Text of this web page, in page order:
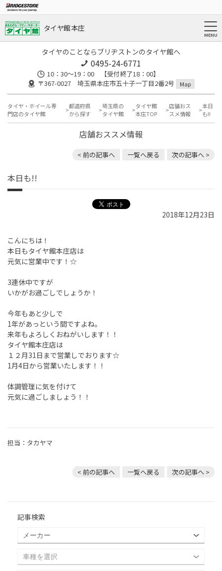
タイヤ館 本庄
タイヤのことならブリヂストンのタイヤ館へ
0495-24-6771
10：30～19：00 【受付終了18：00】
〒367-0027 埼玉県本庄市五十子一丁目2番2号
Map
タイヤ・ホイール専
門店のタイヤ館
都道府県
から探す
埼玉県の
タイヤ館
タイヤ館
本庄TOP
店舗おス
スメ情報
本日
も!!
店舗おススメ情報
< 前の記事へ 一覧へ戻る 次の記事へ >
本日も!!
2018年12月23日
こんにちは！
本日もタイヤ館本庄店は
元気に営業中です！☆
3連休中ですが
いかがお過ごしでしょうか！
今年もあと少しで
1年があっという間ですよね。
来年もよろしくおねがいします！！
タイヤ館本庄店は
１２月31日まで営業しでおります☆
1月4日から営業いたします！！
体調管理に気を付けて
元気に過ごしましょう！！
担当：タカヤマ
< 前の記事へ 一覧へ戻る 次の記事へ >
記事検索